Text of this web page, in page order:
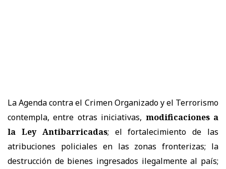
La Agenda contra el Crimen Organizado y el Terrorismo
contempla, entre otras iniciativas, modificaciones a
la Ley Antibarricadas; el fortalecimiento de las
atribuciones policiales en las zonas fronterizas; la
destrucción de bienes ingresados ilegalmente al país;